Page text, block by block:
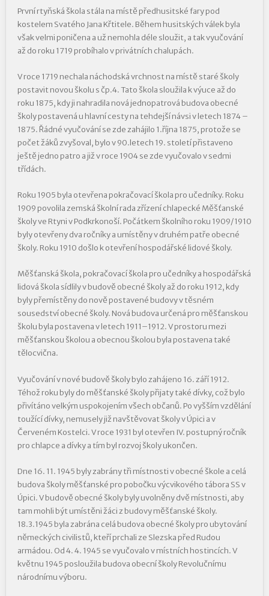
První rtyňská škola stála na místě předhusitské fary pod
kostelem Svatého Jana Křtitele. Během husitských válek byla
však velmi poničena a už nemohla déle sloužit, a tak vyučování
až do roku 1719 probíhalo v privátních chalupách.
V roce 1719 nechala náchodská vrchnost na místě staré školy
postavit novou školu s čp.4. Tato škola sloužila k výuce až do
roku 1875, kdy ji nahradila nová jednopatrová budova obecné
školy postavená u hlavní cesty na tehdejší návsi v letech 1874 –
1875. Řádné vyučování se zde zahájilo 1.října 1875, protože se
počet žáků zvyšoval, bylo v 90.letech 19. století přistaveno
ještě jedno patro a již v roce 1904 se zde vyučovalo v sedmi
třídách.
Roku 1905 byla otevřena pokračovací škola pro učedníky. Roku
1909 povolila zemská školní rada zřízení chlapecké Měšťanské
školy ve Rtyni v Podkrkonoší. Počátkem školního roku 1909/1910
byly otevřeny dva ročníky a umístěny v druhém patře obecné
školy. Roku 1910 došlo k otevření hospodářské lidové školy.
Měšťanská škola, pokračovací škola pro učedníky a hospodářská
lidová škola sídlily v budově obecné školy až do roku 1912, kdy
byly přemístěny do nově postavené budovy v těsném
sousedství obecné školy. Nová budova určená pro měšťanskou
školu byla postavena v letech 1911–1912. V prostoru mezi
měšťanskou školou a obecnou školou byla postavena také
tělocvična.
Vyučování v nové budově školy bylo zahájeno 16. září 1912.
Téhož roku byly do měšťanské školy přijaty také dívky, což bylo
přivítáno velkým uspokojením všech občanů. Po vyšším vzdělání
toužící dívky, nemusely již navštěvovat školy v Úpici a v
Červeném Kostelci. V roce 1931 byl otevřen IV. postupný ročník
pro chlapce a dívky a tím byl rozvoj školy ukončen.
Dne 16. 11. 1945 byly zabrány tři místnosti v obecné škole a celá
budova školy měšťanské pro pobočku výcvikového tábora SS v
Úpici. V budově obecné školy byly uvolněny dvě místnosti, aby
tam mohli být umístěni žáci z budovy měšťanské školy.
18.3.1945 byla zabrána celá budova obecné školy pro ubytování
německých civilistů, kteří prchali ze Slezska před Rudou
armádou. Od 4. 4. 1945 se vyučovalo v místních hostincích. V
květnu 1945 posloužila budova obecní školy Revolučnímu
národnímu výboru.